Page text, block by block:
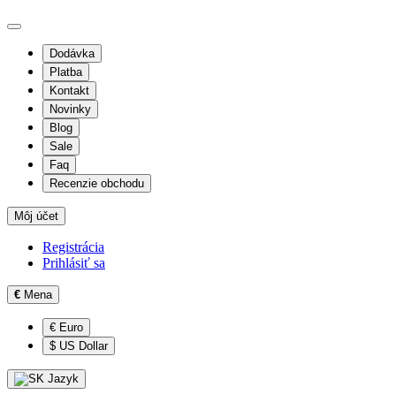
Dodávka
Platba
Kontakt
Novinky
Blog
Sale
Faq
Recenzie obchodu
Môj účet
Registrácia
Prihlásiť sa
€ Mena
€ Euro
$ US Dollar
Jazyk